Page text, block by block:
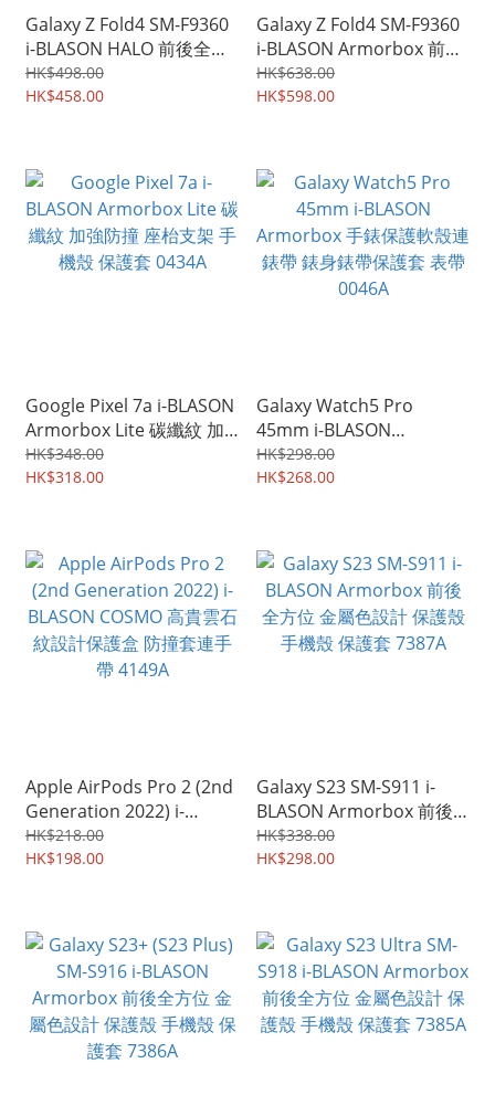
Galaxy Z Fold4 SM-F9360
i-BLASON HALO 前後全方
位 座枱支架 保護殼 手機殼
保護套 2607A
HK$498.00
HK$458.00
Galaxy Z Fold4 SM-F9360
i-BLASON Armorbox 前後
全方位 座枱支架 保護殼 手
機殼 保護套 2606A
HK$638.00
HK$598.00
Google Pixel 7a i-BLASON
Armorbox Lite 碳纖紋 加
強防撞 座枱支架 手機殼 保
護套 0434A
HK$348.00
HK$318.00
Galaxy Watch5 Pro
45mm i-BLASON
Armorbox 手錶保護軟殼連
錶帶 錶身錶帶保護套 表帶
HK$298.00
HK$268.00
Apple AirPods Pro 2 (2nd
Generation 2022) i-
BLASON COSMO 高貴雲石
紋設計保護盒 防撞套連手
HK$218.00
HK$198.00
Galaxy S23 SM-S911 i-
BLASON Armorbox 前後
全方位 金屬色設計 保護殼
手機殼 保護套 7387A
HK$338.00
HK$298.00